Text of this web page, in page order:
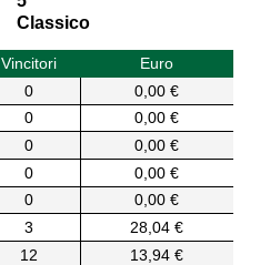
Classico
Vincitori
Euro
0
0,00 €
0
0,00 €
0
0,00 €
0
0,00 €
0
0,00 €
3
28,04 €
12
13,94 €